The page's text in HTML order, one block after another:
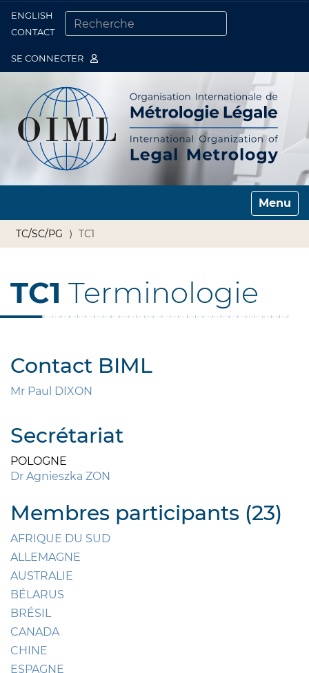
ENGLISH
CONTACT
SE CONNECTER
Toggle
TC/SC/PG TC1
TC1 Terminologie
Contact BIML
Mr Paul DIXON
Secrétariat
POLOGNE
Dr Agnieszka ZON
Membres participants (23)
AFRIQUE DU SUD
ALLEMAGNE
AUSTRALIE
BÉLARUS
BRÉSIL
CANADA
CHINE
ESPAGNE